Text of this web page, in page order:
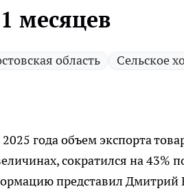
месяцев
область Сельское
года объем экспорта
сократился на 43%
представил